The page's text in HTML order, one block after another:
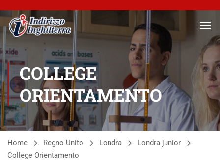
COLLEGE
ORIENTAMENTO
Home Regno Unito Londra
Londra junior
College Orientamento